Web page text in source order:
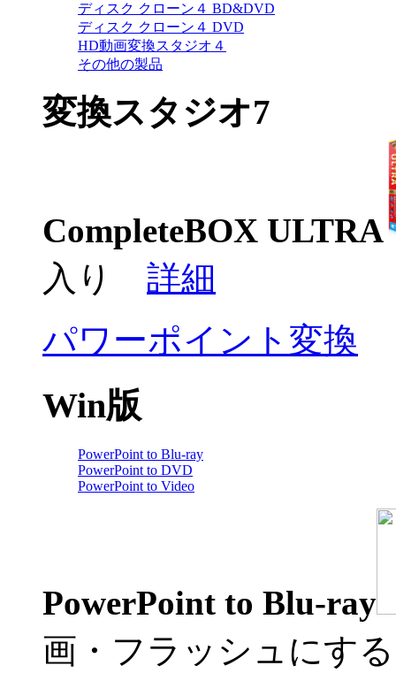
ディスク クローン４ BD&DVD
ディスク クローン４ DVD
HD動画変換スタジオ４
その他の製品
変換スタジオ7
CompleteBOX ULTRA
入り 詳細
パワーポイント変換
Win版
PowerPoint to Blu-ray
PowerPoint to DVD
PowerPoint to Video
PowerPoint to Blu-ray
画・フラッシュにす